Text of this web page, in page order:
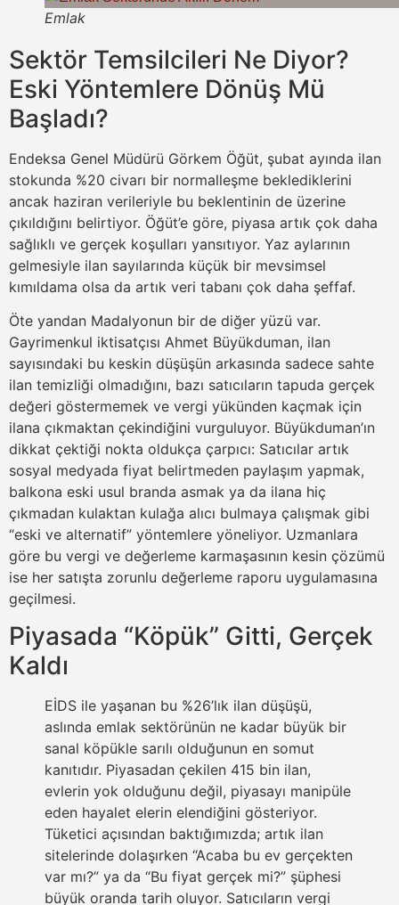
Emlak
Sektör Temsilcileri Ne Diyоr?
Eski Yöntemlere Dönüş Mü
Başladı?
Endeksa Genel Müdürü Görkem Öğüt, şubat ayında ilan
stokunda %20 civarı bir normalleşme beklediklerini
ancak haziran verileriyle bu beklentinin de üzerine
çıkıldığını belirtiyor. Öğüt’e göre, piyasa artık çok daha
sağlıklı ve gerçek koşulları yansıtıyor. Yaz aylarının
gelmesiyle ilan sayılarında küçük bir mevsimsel
kımıldama olsa da artık veri tabanı çok daha şeffaf.
Öte yandan Madalyonun bir de diğer yüzü var.
Gayrimenkul iktisatçısı Ahmet Büyükduman, ilan
sayısındaki bu keskin düşüşün arkasında sadece sahte
ilan temizliği olmadığını, bazı satıcıların tapuda gerçek
değeri göstermemek ve vergi yükünden kaçmak için
ilana çıkmaktan çekindiğini vurguluyor. Büyükduman’ın
dikkat çektiği nokta oldukça çarpıcı: Satıcılar artık
sosyal medyada fiyat belirtmeden paylaşım yapmak,
balkona eski usul branda asmak ya da ilana hiç
çıkmadan kulaktan kulağa alıcı bulmaya çalışmak gibi
“eski ve alternatif” yöntemlere yöneliyor. Uzmanlara
göre bu vergi ve değerleme karmaşasının kesin çözümü
ise her satışta zorunlu değerleme raporu uygulamasına
geçilmesi.
Piyasada “Köpük” Gitti, Gerçek
Kaldı
EİDS ile yaşanan bu %26’lık ilan düşüşü,
aslında emlak sektörünün ne kadar büyük bir
sanal köpükle sarılı olduğunun en somut
kanıtıdır. Piyasadan çekilen 415 bin ilan,
evlerin yok olduğunu değil, piyasayı manipüle
eden hayalet elerin elendiğini gösteriyor.
Tüketici açısından baktığımızda; artık ilan
sitelerinde dolaşırken “Acaba bu ev gerçekten
var mı?” ya da “Bu fiyat gerçek mi?” şüphesi
büyük oranda tarih oluyor. Satıcıların vergi